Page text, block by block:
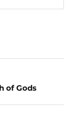
of Gods